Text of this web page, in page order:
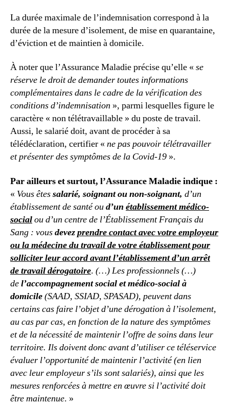
La durée maximale de l’indemnisation correspond à la
durée de la mesure d’isolement, de mise en quarantaine,
d’éviction et de maintien à domicile.
À noter que l’Assurance Maladie précise qu’elle « se
réserve le droit de demander toutes informations
complémentaires dans le cadre de la vérification des
conditions d’indemnisation », parmi lesquelles figure le
caractère « non télétravaillable » du poste de travail.
Aussi, le salarié doit, avant de procéder à sa
télédéclaration, certifier « ne pas pouvoir télétravailler
et présenter des symptômes de la Covid-19 ».
Par ailleurs et surtout, l’Assurance Maladie indique :
« Vous êtessalarié, soignant ou non-soignant, d’un
établissement de santé oud’un établissement médico-
socialou d’un centre de l’Établissement Français du
Sang : vousdevezprendre contact avec votre employeur
ou la médecine du travail de votre établissement pour
solliciter leur accord avant l’établissement d’un arrêt
de travail dérogatoire. (…) Les professionnels (…)
del’accompagnement social et médico-social à
domicile(SAAD, SSIAD, SPASAD), peuvent dans
certains cas faire l’objet d’une dérogation à l’isolement,
au cas par cas, en fonction de la nature des symptômes
et de la nécessité de maintenir l’offre de soins dans leur
territoire. Ils doivent donc avant d’utiliser ce téléservice
évaluer l’opportunité de maintenir l’activité (en lien
avec leur employeur s’ils sont salariés), ainsi que les
mesures renforcées à mettre en œuvre si l’activité doit
être maintenue. »